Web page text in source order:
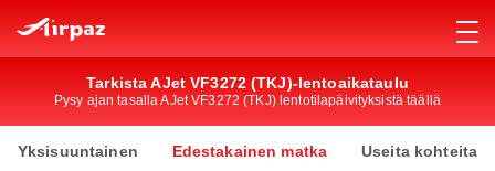
Tarkista AJet VF3272 (TKJ)-lentoaikataulu
Pysy ajan tasalla AJet VF3272 (TKJ) lentotilapäivityksistä täällä
Yksisuuntainen Edestakainen matka Useita kohteita